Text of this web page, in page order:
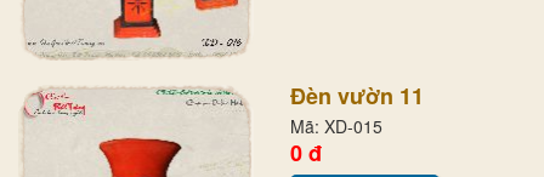
Đèn vườn 11
Mã: XD-015
0 đ